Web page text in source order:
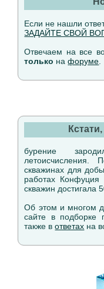
Если не нашли
ЗАДАЙТЕ СВОЙ
Отвечаем на все
только нафоруме
бурение
летоисчисления.
скважинах для
работах
скважин достигала
Об этом и многом
сайте в подборке
также вответах на